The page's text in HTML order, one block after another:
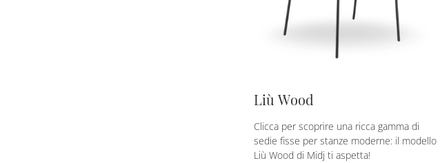
Liù Wood
Clicca per scoprire una ricca gamma di
sedie fisse per stanze moderne: il modello
Liù Wood di Midj ti aspetta!